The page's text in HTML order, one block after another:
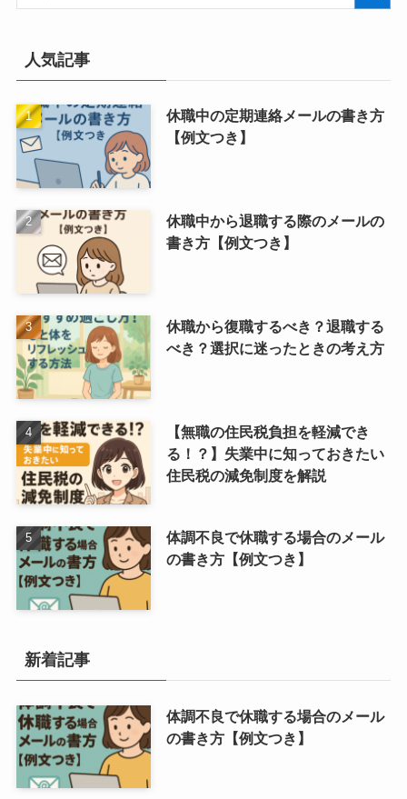
人気記事
休職中の定期連絡メールの書き方
【例文つき】
休職中から退職する際のメールの
書き方【例文つき】
休職から復職するべき？退職する
べき？選択に迷ったときの考え方
【無職の住民税負担を軽減でき
る！？】失業中に知っておきたい
住民税の減免制度を解説
体調不良で休職する場合のメール
の書き方【例文つき】
新着記事
体調不良で休職する場合のメール
の書き方【例文つき】